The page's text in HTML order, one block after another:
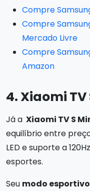
Compre
Compre
Mercado Livre
Compre
Amazon
4. Xiaomi TV
Já a Xiaomi TV S
equilíbrio entre
LED e suporte a
esportes.
Seu modo